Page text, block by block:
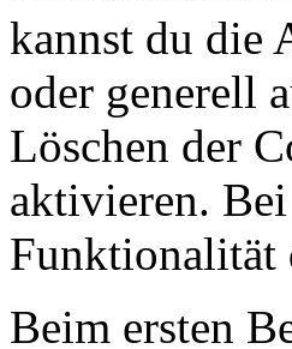
kannst du die
oder generell
Löschen der
aktivieren.
Funktionalität
Beim ersten